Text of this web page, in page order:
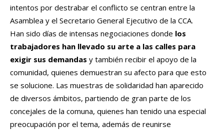
intentos por destrabar el conflicto se centran entre la
Asamblea y el Secretario General Ejecutivo de la CCA.
Han sido días de intensas negociaciones donde los
trabajadores han llevado su arte a las calles para
exigir sus demandas y también recibir el apoyo de la
comunidad, quienes demuestran su afecto para que esto
se solucione. Las muestras de solidaridad han aparecido
de diversos ámbitos, partiendo de gran parte de los
concejales de la comuna, quienes han tenido una especial
preocupación por el tema, además de reunirse